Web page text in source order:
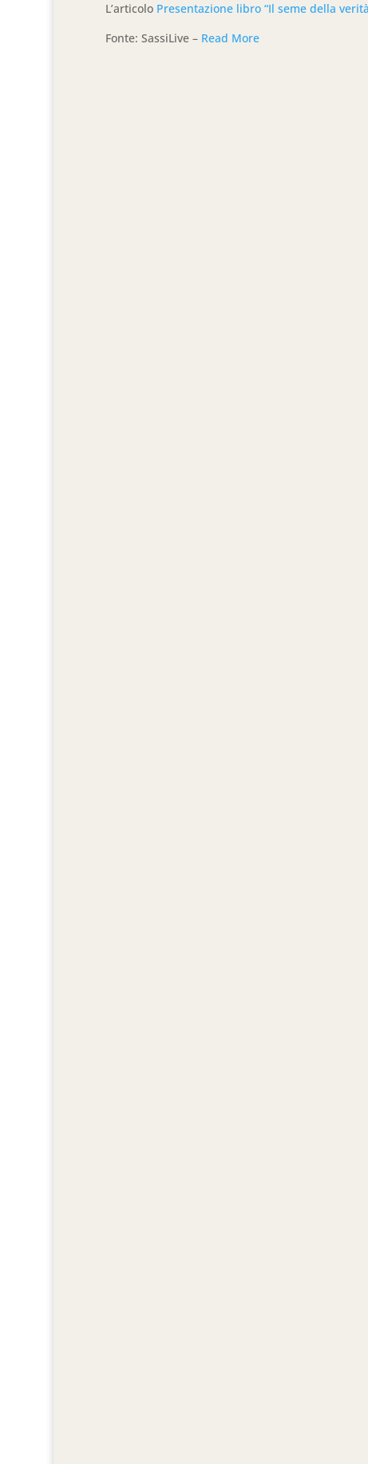
L’articolo Presentazione libro “Il seme della
Fonte: SassiLive – Read More